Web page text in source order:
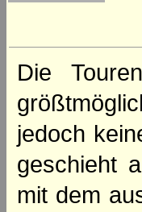
Die
jedoch
geschieht
mit dem